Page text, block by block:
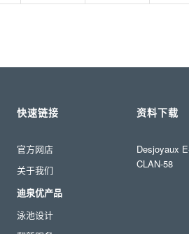
快速链接
官方网店
关于我们
迪泉优产品
泳池设计
资料下载
Desjoyaux
CLAN-58